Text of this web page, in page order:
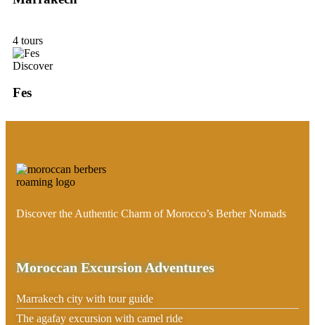
4 tours
Discover
Fes
Discover the Authentic Charm of Morocco’s Berber Nomads
Moroccan Excursion Adventures
Marrakech city with tour guide
The agafay excursion with camel ride